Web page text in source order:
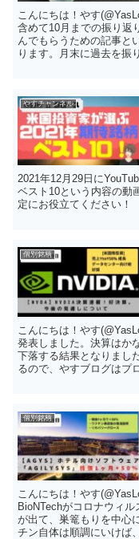
こんにちは！やす
含めて10月までの振り返
んでもらうための記事と
ります。月末に過去を振
やすチャンネル
2021年12月29日に
ベスト10という内容の動
定にお役立てください！
個別銘柄
こんにちは！やす
発表しました。決算はか
下落する結果となりまし
るので、やすブログはプ
個別銘柄
こんにちは！やす
BioNTechがコロナウィ
が出て、巣篭もりを中心
チン自体は順調にいけば